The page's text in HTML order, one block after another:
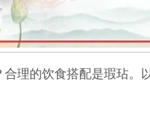
理的饮食搭配是瑕玷。